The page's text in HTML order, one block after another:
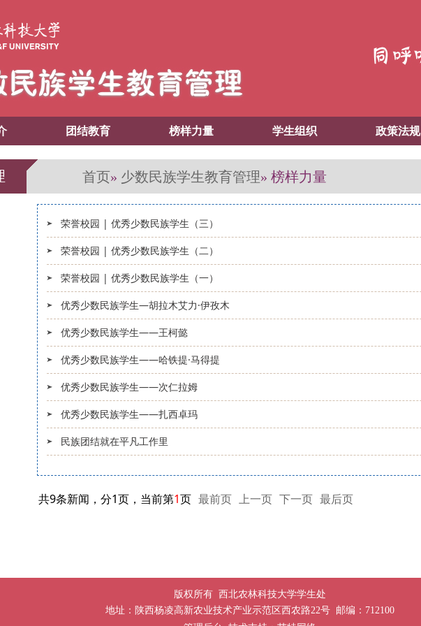
团结教育 榜样力量 学生组织 政策法规
首页» 少数民族学生教育管理» 榜样力量
荣誉校园 | 优秀少数民族学生（三）
荣誉校园 | 优秀少数民族学生（二）
荣誉校园 | 优秀少数民族学生（一）
优秀少数民族学生—胡拉木艾力·伊孜木
优秀少数民族学生——王柯懿
优秀少数民族学生——哈铁提·马得提
优秀少数民族学生——次仁拉姆
优秀少数民族学生——扎西卓玛
民族团结就在平凡工作里
共9条新闻，分1页，当前第1页 最前页 上一页 下一页 最后页
版权所有 西北农林科技大学学生处
地址：陕西杨凌高新农业技术产业示范区西农路22号 邮编：712100